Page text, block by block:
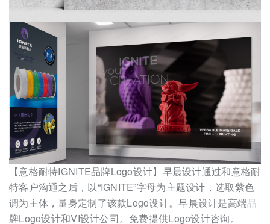
【意格耐特IGNITE品牌Logo设计】早晨设计通过和意格耐
特客户沟通之后，以“IGNITE”字母为主题设计，选取紫色
调为主体，量身定制了该款Logo设计。早晨设计是高端品
牌Logo设计和VI设计公司。免费提供Logo设计咨询。